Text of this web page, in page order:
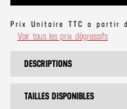
Prix Unitaire TTC a partir
Voir tous les prix dégressifs
DESCRIPTIONS
TAILLES DISPONIBLES